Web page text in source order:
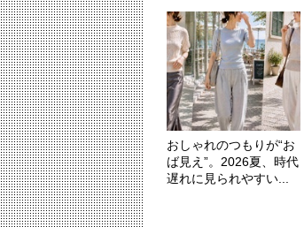
おしゃれのつもりが“お
ば見え”。2026夏、時代
遅れに見られやすい...